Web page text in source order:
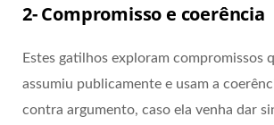
2- Compromisso e coerência
Estes gatilhos exploram compromissos
assumiu publicamente e usam a
contra argumento, caso ela venha dar